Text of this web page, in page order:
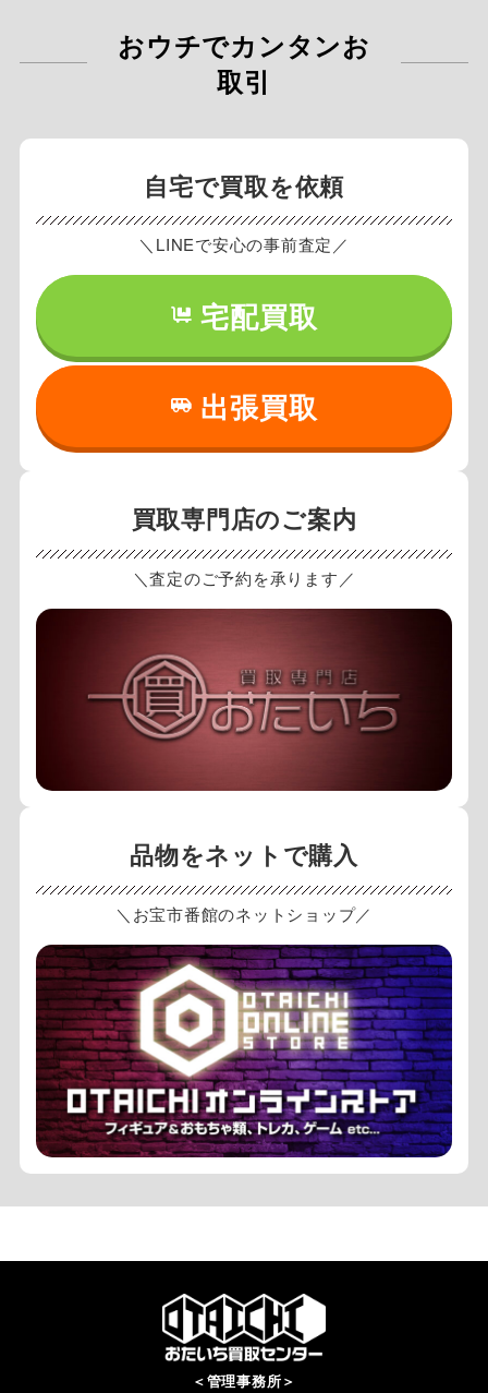
おウチでカンタンお
取引
自宅で買取を依頼
＼LINEで安心の事前査定／
宅配買取
出張買取
買取専門店のご案内
＼査定のご予約を承ります／
品物をネットで購入
＼お宝市番館のネットショップ／
＜管理事務所＞